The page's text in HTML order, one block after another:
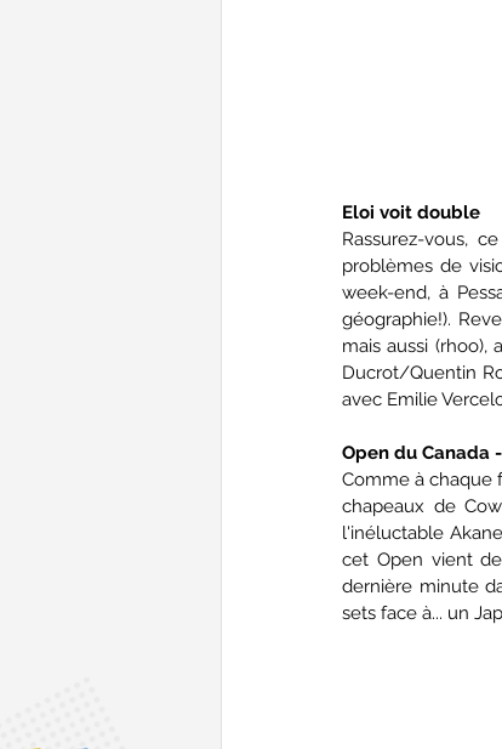
Eloi voit double
Rassurez-vous,
problèmes de
week-end, à
géographie!).
mais aussi
Ducrot/Quentin
avec Emilie
Open du Canada
Comme à chaque
chapeaux de
l'inéluctable
cet Open vient
dernière minute
sets face à... un